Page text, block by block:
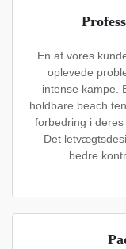
En af vores
oplevede
intense kampe.
holdbare beach
forbedring i
Det
bedre